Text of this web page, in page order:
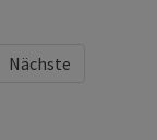
Nächste